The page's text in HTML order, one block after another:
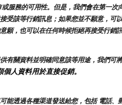
服務的可用性。但是，我們會在第一次
受該等行銷訊息；如果您並不願意，可
願，也可以在任何時候拒絕再接受行銷訊
有關資料並明確同意該等用途，我們可
個人資料用於直接促銷。
能透過各種渠道發送給您，包括 電話、